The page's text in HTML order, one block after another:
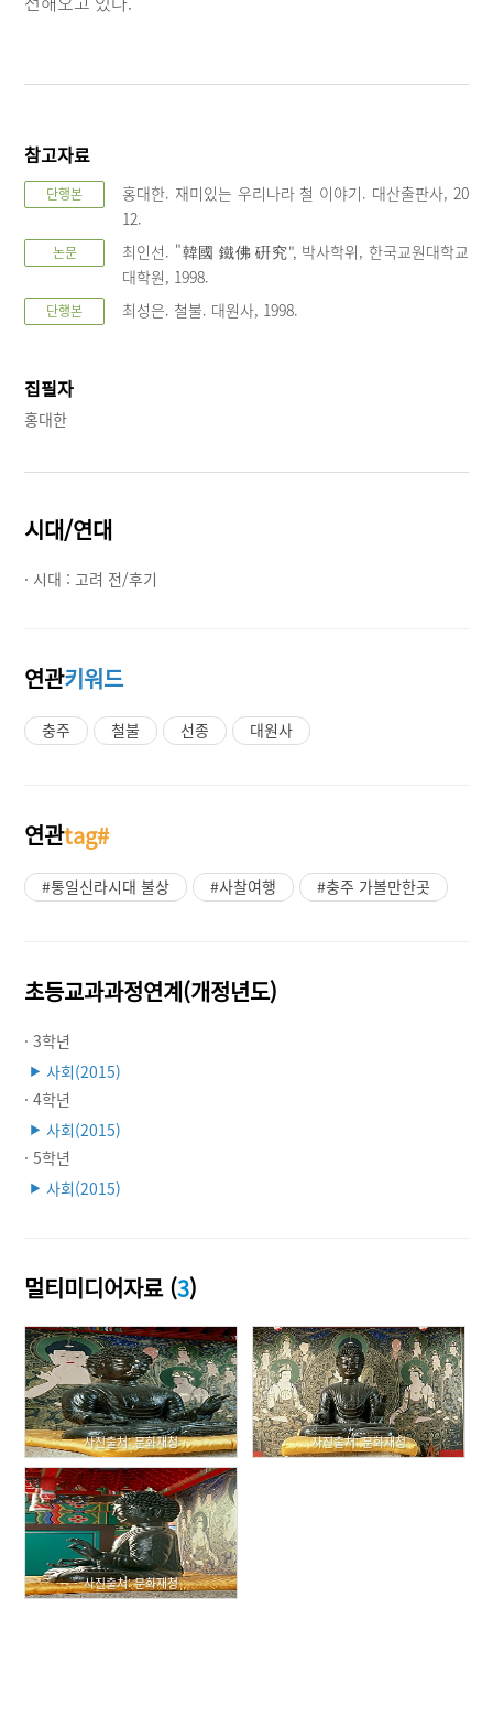
참고자료
단행본
홍대한. 재미있는 우리나라 철 이야기. 대산출판사, 20
12.
논문
최인선. "韓國 鐵佛 硏究", 박사학위, 한국교원대학교
대학원, 1998.
단행본 최성은. 철불. 대원사, 1998.
집필자
홍대한
시대/연대
· 시대 : 고려 전/후기
연관키워드
충주 철불 선종 대원사
연관tag#
#통일신라시대 불상 #사찰여행 #충주 가볼만한곳
초등교과과정연계(개정년도)
· 3학년
▶ 사회(2015)
· 4학년
▶ 사회(2015)
· 5학년
▶ 사회(2015)
멀티미디어자료 (3)
사진출처: 문화재청 사진출처: 문화재청
사진출처: 문화재청